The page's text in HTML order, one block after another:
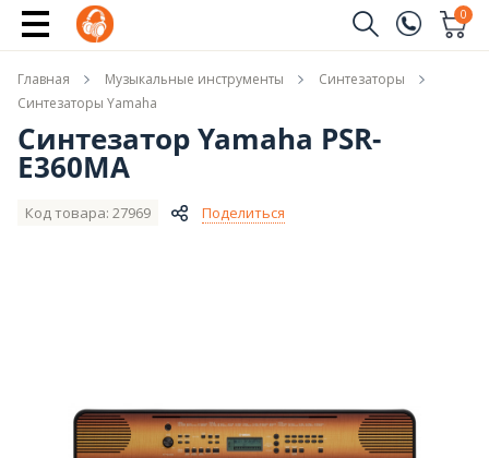
(096)
(044)
0
Имя
Телефон
Главная Музыкальные инструменты
Синтезаторы
Синтезаторы Yamaha
Синтезатор Yamaha PSR-
E360MA
Код товара: 27969 Поделиться
Купить